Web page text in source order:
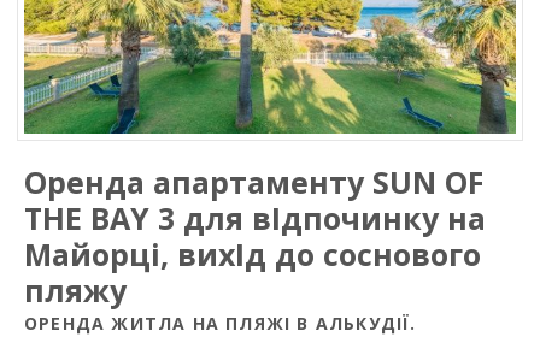
Оренда апартаменту SUN OF
THE BAY 3 для вIдпочинку на
Майорці, вихIд до соснового
пляжу
ОРЕНДА ЖИТЛА НА ПЛЯЖІ В АЛЬКУДІЇ.